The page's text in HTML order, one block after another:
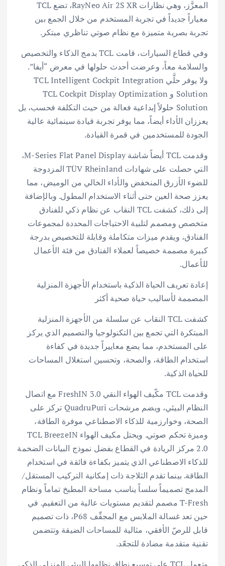
المعزَّز، وهي نظارات RayNeo Air 2S XR، تضع TCL
معياراً جديداً في تجربة المستخدم من خلال الجمع بين
تجربة بصرية متميزة مع نظام صوتي تناظري مبتكر.
وفي قطاع السيارات، قامت TCL بدمج الذكاء والتخصيص
والسلامة معاً، وعرضت أحدث حلولها في معرض “أيفا”.
ولا يوفر حلَّي TCL Intelligent Cockpit Integration
Solution و TCL Cockpit Display Optimization
Solution حلولاً إبداعية فعالة من حيث التكلفة فحسب، بل
يعززان الأداء أيضاً، مما يوفر تجربة قيادة سينمائية عالية
الجودة للمستخدمين في قمرة القيادة.
وقدمت TCL أيضاً شاشة M-Series Flat Panel Display،
التي حصلت على شهادات TÜV Rheinland المزدوجة
للضوء الأزرق المنخفض والأداء الخالي من الوميض، مما
يعزز صحة العين حتى أثناء الاستخدام المطول. وبالإضافة
إلى ذلك، كشفت TCL النقاب عن نظام ذكي للفنادق
متخصص ومصمم لتلبية الاحتياجات المحددة لمجموعات
الفنادق، ويقدم ميزات متكاملة وقابلة للتخصيص بدرجة
كبيرة مصممة خصيصاً لعملاء الفنادق من فئة الأعمال
للأعمال.
إعادة تعريف الحياة الذكية باستخدام الأجهزة المنزلية
المصممة لأساليب حياة صحية أكثر
كشفت TCL النقاب عن سلسلة من الأجهزة المنزلية
المبتكرة التي تجمع بين التكنولوجيا والتصميم الذي يركز
على المستخدم، مما يضع معاييراً جديدة في كفاءة
استخدام الطاقة، والصحة، وتحسين استغلال المساحات
للحياة الذكية.
وقدمت TCL مكّيف الهواء النقي FreshIN 3.0 مع اتصال
النظام البيئي، ويضم مرشحات QuadruPuri تركز على
الصحة، وخوارزمية للذكاء الاصطناعي موفرة الطاقة،
وميزة تحكم صوتي. ويحتل مكيف الهواء TCL BreezeIN
2.0 مركز الريادة في القطاع بفضل نموذج البيانات الضخمة
للذكاء الاصطناعي الذي يتميز بكفاءة فائقة في استخدام
الطاقة. بينما تقدم الثلاجة ذات إمكانية التركيب المستقل/
المدمج تصميماً سلساً يناسب مساحة المطبخ تماماً ونظام
T-Fresh مصمم لتقديم مستويات عالية من التعقيم. في
حين تعد غسالة الملابس مع المجفِّف P68، ذات تصميم
قابل للرصّ الأفقي، مثالية للمساحات الضيقة وتتضمن
تقنية متقدمة مضادة للتجعّد.